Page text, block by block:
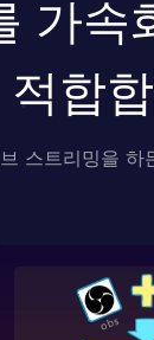
속
합
스트리밍을 하